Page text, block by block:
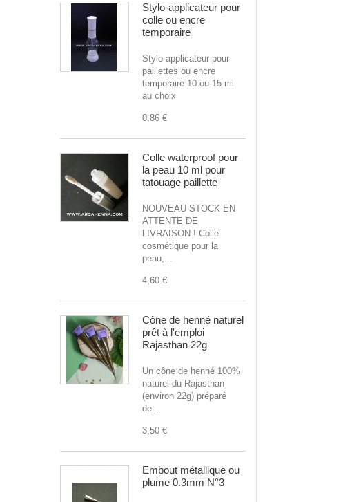
Stylo-applicateur pour
colle ou encre
temporaire
Stylo-applicateur pour
paillettes ou encre
temporaire 10 ou 15 ml
au choix
0,86 €
Colle waterproof pour
la peau 10 ml pour
tatouage paillette
NOUVEAU STOCK EN
ATTENTE DE
LIVRAISON ! Colle
cosmétique pour la
peau,...
4,60 €
Cône de henné naturel
prêt à l'emploi
Rajasthan 22g
Un cône de henné 100%
naturel du Rajasthan
(environ 22g) préparé
de...
3,50 €
Embout métallique ou
plume 0.3mm N°3